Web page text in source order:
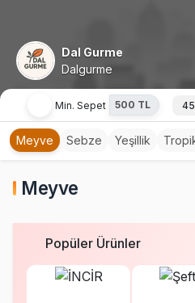
Dal Gurme
Dalgurme
Min. Sepet 500 TL
Meyve Sebze Yeşillik
Meyve
Popüler Ürünler